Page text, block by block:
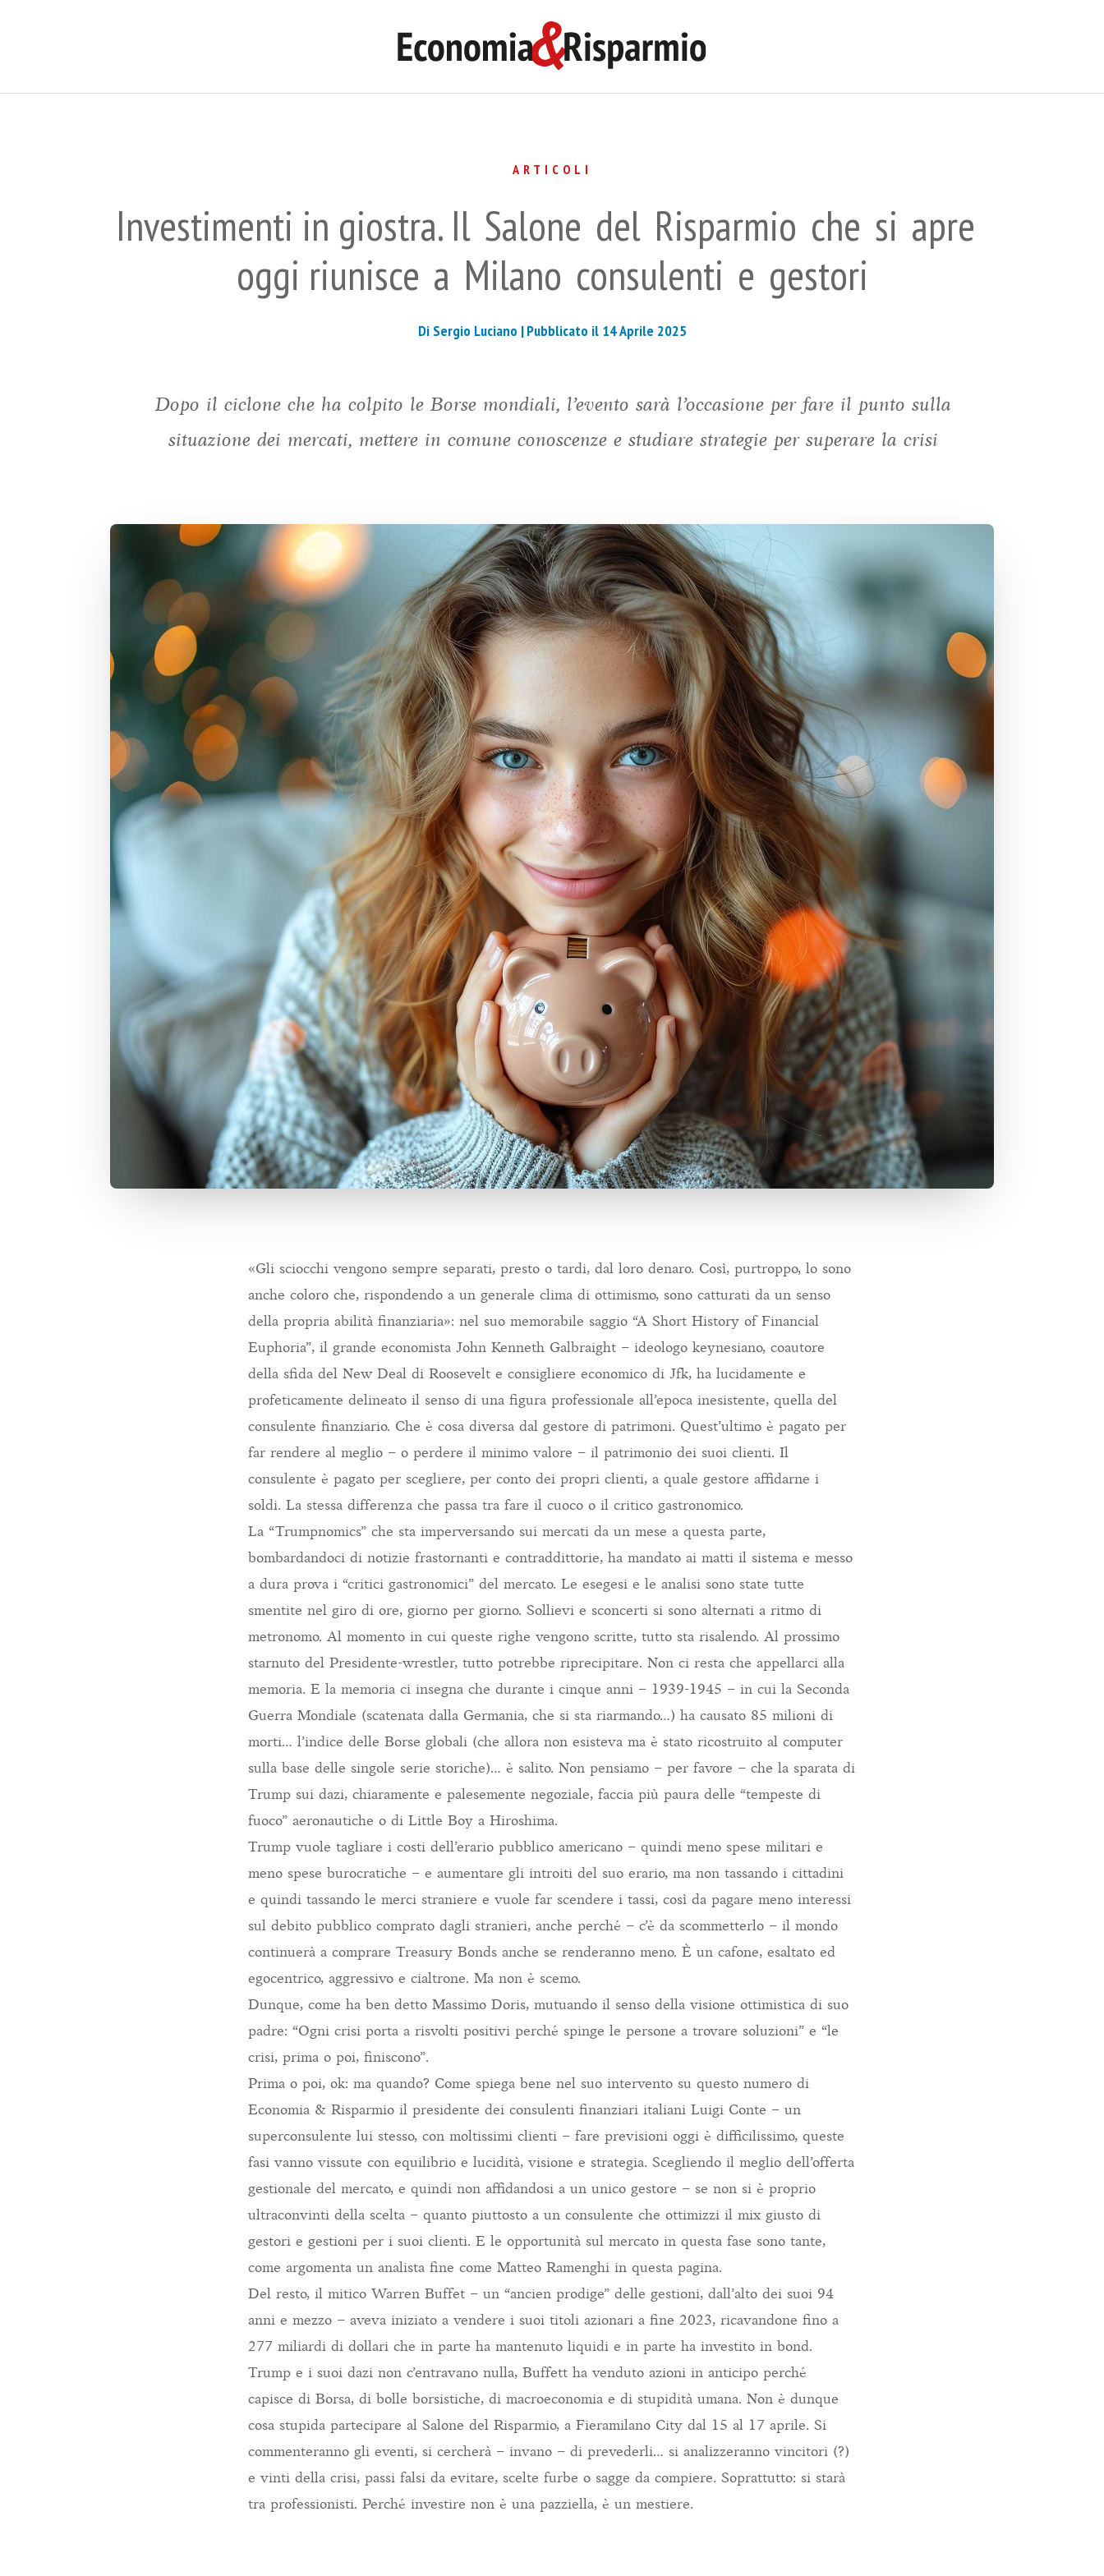
ARTICOLI
Investimenti in giostra. Il Salone del Risparmio che si apre
oggi riunisce a Milano consulenti e gestori
Di Sergio Luciano |Pubblicato il 14 Aprile 2025
Dopo il ciclone che ha colpito le Borse mondiali, l’evento sarà l’occasione per fare il punto sulla
situazione dei mercati, mettere in comune conoscenze e studiare strategie per superare la crisi
«Gli sciocchi vengono sempre separati, presto o tardi, dal loro denaro. Così, purtroppo, lo sono
anche coloro che, rispondendo a un generale clima di ottimismo, sono catturati da un senso
della propria abilità finanziaria»: nel suo memorabile saggio “A Short History of Financial
Euphoria”, il grande economista John Kenneth Galbraight – ideologo keynesiano, coautore
della sfida del New Deal di Roosevelt e consigliere economico di Jfk, ha lucidamente e
profeticamente delineato il senso di una figura professionale all’epoca inesistente, quella del
consulente finanziario. Che è cosa diversa dal gestore di patrimoni. Quest’ultimo è pagato per
far rendere al meglio – o perdere il minimo valore – il patrimonio dei suoi clienti. Il
consulente è pagato per scegliere, per conto dei propri clienti, a quale gestore affidarne i
soldi. La stessa differenza che passa tra fare il cuoco o il critico gastronomico.
La “Trumpnomics” che sta imperversando sui mercati da un mese a questa parte,
bombardandoci di notizie frastornanti e contraddittorie, ha mandato ai matti il sistema e messo
a dura prova i “critici gastronomici” del mercato. Le esegesi e le analisi sono state tutte
smentite nel giro di ore, giorno per giorno. Sollievi e sconcerti si sono alternati a ritmo di
metronomo. Al momento in cui queste righe vengono scritte, tutto sta risalendo. Al prossimo
starnuto del Presidente-wrestler, tutto potrebbe riprecipitare. Non ci resta che appellarci alla
memoria. E la memoria ci insegna che durante i cinque anni – 1939-1945 – in cui la Seconda
Guerra Mondiale (scatenata dalla Germania, che si sta riarmando…) ha causato 85 milioni di
morti… l’indice delle Borse globali (che allora non esisteva ma è stato ricostruito al computer
sulla base delle singole serie storiche)… è salito. Non pensiamo – per favore – che la sparata di
Trump sui dazi, chiaramente e palesemente negoziale, faccia più paura delle “tempeste di
fuoco” aeronautiche o di Little Boy a Hiroshima.
Trump vuole tagliare i costi dell’erario pubblico americano – quindi meno spese militari e
meno spese burocratiche – e aumentare gli introiti del suo erario, ma non tassando i cittadini
e quindi tassando le merci straniere e vuole far scendere i tassi, così da pagare meno interessi
sul debito pubblico comprato dagli stranieri, anche perché – c’è da scommetterlo – il mondo
continuerà a comprare Treasury Bonds anche se renderanno meno. È un cafone, esaltato ed
egocentrico, aggressivo e cialtrone. Ma non è scemo.
Dunque, come ha ben detto Massimo Doris, mutuando il senso della visione ottimistica di suo
padre: “Ogni crisi porta a risvolti positivi perché spinge le persone a trovare soluzioni” e “le
crisi, prima o poi, finiscono”.
Prima o poi, ok: ma quando? Come spiega bene nel suo intervento su questo numero di
Economia & Risparmio il presidente dei consulenti finanziari italiani Luigi Conte – un
superconsulente lui stesso, con moltissimi clienti – fare previsioni oggi è difficilissimo, queste
fasi vanno vissute con equilibrio e lucidità, visione e strategia. Scegliendo il meglio dell’offerta
gestionale del mercato, e quindi non affidandosi a un unico gestore – se non si è proprio
ultraconvinti della scelta – quanto piuttosto a un consulente che ottimizzi il mix giusto di
gestori e gestioni per i suoi clienti. E le opportunità sul mercato in questa fase sono tante,
come argomenta un analista fine come Matteo Ramenghi in questa pagina.
Del resto, il mitico Warren Buffet – un “ancien prodige” delle gestioni, dall’alto dei suoi 94
anni e mezzo – aveva iniziato a vendere i suoi titoli azionari a fine 2023, ricavandone fino a
277 miliardi di dollari che in parte ha mantenuto liquidi e in parte ha investito in bond.
Trump e i suoi dazi non c’entravano nulla, Buffett ha venduto azioni in anticipo perché
capisce di Borsa, di bolle borsistiche, di macroeconomia e di stupidità umana. Non è dunque
cosa stupida partecipare al Salone del Risparmio, a Fieramilano City dal 15 al 17 aprile. Si
commenteranno gli eventi, si cercherà – invano – di prevederli… si analizzeranno vincitori (?)
e vinti della crisi, passi falsi da evitare, scelte furbe o sagge da compiere. Soprattutto: si starà
tra professionisti. Perché investire non è una pazziella, è un mestiere.